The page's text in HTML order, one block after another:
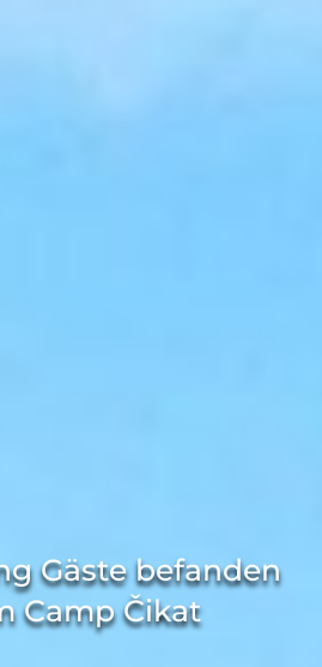
Gäste befanden
Camp Čikat